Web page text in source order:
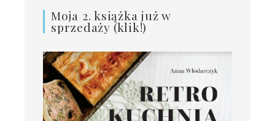
Moja 2. książka już w
sprzedaży (klik!)